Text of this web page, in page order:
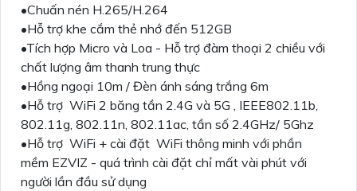
•Chuấn nén H.265/H.264
•Hỗ trợ khe cắm thẻ nhớ đến 512GB
•Tích hợp Micro và Loa - Hỗ trợ đàm thoại 2 chiều với
chất lượng âm thanh trung thực
•Hồng ngoại 10m / Đèn ánh sáng trắng 6m
•Hỗ trợ WiFi 2 băng tần 2.4G và 5G , IEEE802.11b,
802.11g, 802.11n, 802.11ac, tần số 2.4GHz/ 5Ghz
•Hỗ trợ WiFi + cài đặt WiFi thông minh với phần
mềm EZVIZ - quá trình cài đặt chỉ mất vài phút với
người lần đầu sử dụng